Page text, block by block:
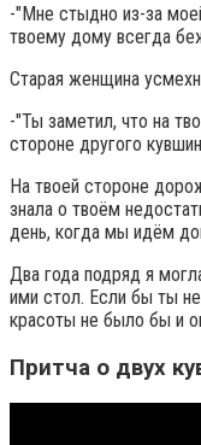
-"Мне стыдно из-за
твоему дому всегда
Старая женщина
-"Ты заметил, что на
стороне другого
На твоей стороне
знала о твоём
день, когда мы идём
Два года подряд я
ими стол. Если бы ты
красоты не было бы и
Притча о двух